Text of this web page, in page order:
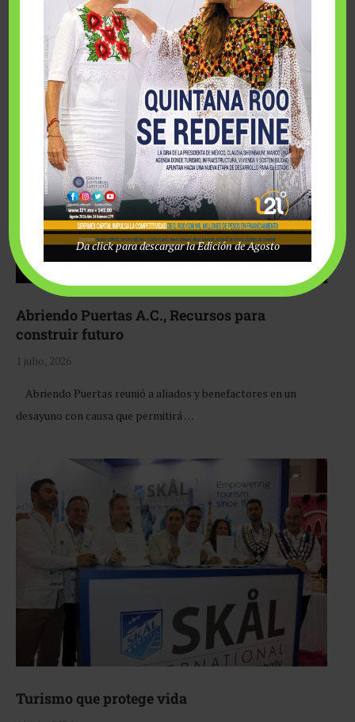
Fairmont Mayakoba y Make-A-Wish México unieron
esfuerzos para hacer realidad el deseo de una …
Abriendo Puertas A.C., Recursos para
construir futuro
1 julio, 2026
Abriendo Puertas reunió a aliados y benefactores en un
desayuno con causa que permitirá …
Turismo que protege vida
Da click para descargar la Edición de Agosto